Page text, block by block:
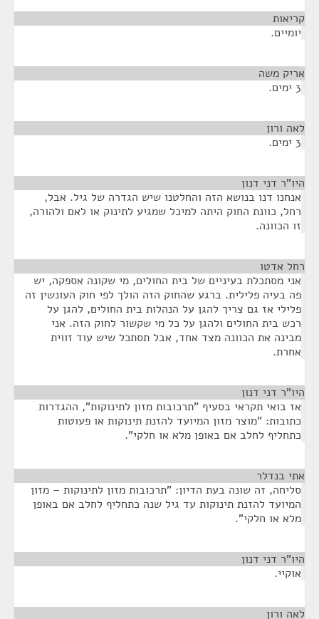
קריאות
יומיים.
אריק משה
3 ימים.
לאה ורון
3 ימים.
היו"ר דני דנון
אנחנו דנו בנושא הזה והחלטנו שיש הגדרה של גיל. אבל,
רחל, כוונת החוק היתה למיכל שמגיע לתינוק או לאם ולהורה,
זו הכוונה.
רחל אדטו
אני מסתכלת בעיניים של בית החולים, מי שקונה אספקה, יש
פה בעיה פלילית. ברגע שהחוק הזה הולך לפי חוק העונשין זה
פלילי אז גם צריך להגן על הנהלות בית החולים, להגן על
רכש בית החולים ולהגן על כל מי שקשור לחוק הזה. אני
מבינה את הכוונה מצד אחד, אבל תסתכל שיש עוד זווית
אחרת.
היו"ר דני דנון
אז בואי תקראי בסעיף "תרכובות מזון לתינוקות", ההגדרות
כתובות: "מוצר מזון המיועד להזנת תינוקות או פעוטות
כתחליף לחלב אם באופן מלא או חלקי".
אתי בנדלר
סליחה, זה שונה בעת הדיון: "תרכובות מזון לתינוקות – מזון
המיועד להזנת תינוקות עד גיל שנה כתחליף לחלב אם באופן
מלא או חלקי".
היו"ר דני דנון
אוקיי.
לאה ורון